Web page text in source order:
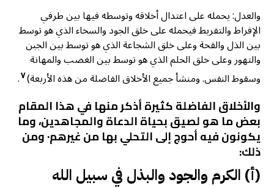
والعدل: يحمله على اعتدال أخلاقه وتوسطه فيها بين طرفي
الإفراط والتفريط فيحمله على خلق الجود والسخاء الذي هو توسط
بين الذل والقحة وعلى خلق الشجاعة الذي هو توسط بين الجبن
والتهور وعلى خلق الحلم الذي هو توسط بين الغضب والمهانة
وسقوط النفس. ومنشأ جميع الأخلاق الفاضلة من هذه الأربعة)٧.
والأخلاق الفاضلة كثيرة أذكر منها في هذا المقام
بعض ما هو لصيق بحياة الدعاة والمجاهدين، وما
يكونون فيه أحوج إلى التحلي بها من غيرهم· ومن
ذلك:
(أ) الكرم والجود والبذل في سبيل الله